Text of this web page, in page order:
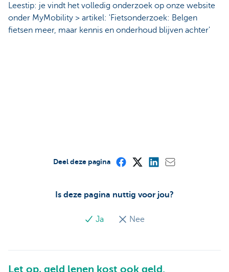
Leestip: je vindt het volledig onderzoek op onze website
onder MyMobility > artikel: 'Fietsonderzoek: Belgen
fietsen meer, maar kennis en onderhoud blijven achter'
Is deze pagina nuttig voor jou?
Ja Nee
Deel deze pagina
Let op, geld lenen kost ook geld.